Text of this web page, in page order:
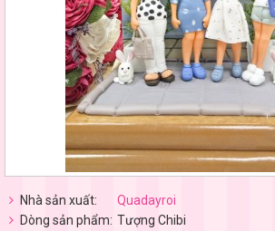
Nhà sản xuất:
Quadayroi
Dòng sản phẩm: Tượng Chibi